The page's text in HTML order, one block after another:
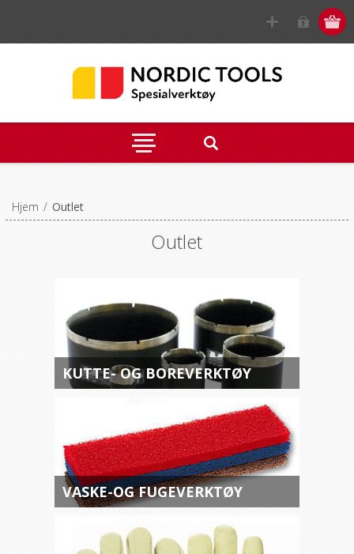
Hjem / Outlet
Outlet
KUTTE- OG BOREVERKTØY
VASKE-OG FUGEVERKTØY